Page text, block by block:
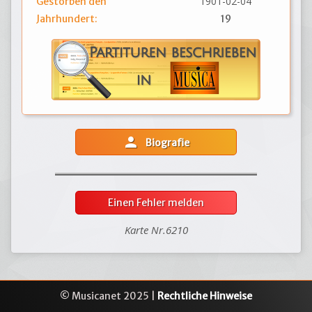
Jahrhundert: 19
person Biografie
Einen Fehler melden
Karte Nr.6210
© Musicanet 2025 | Rechtliche Hinweise